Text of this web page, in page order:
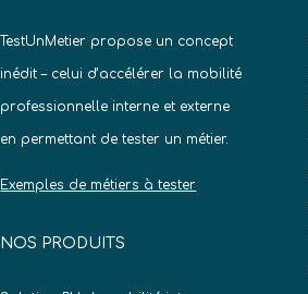
TestUnMetier propose un concept
inédit – celui d’accélérer la mobilité
professionnelle interne et externe
en permettant de tester un métier.
Exemples de métiers à tester
NOS PRODUITS